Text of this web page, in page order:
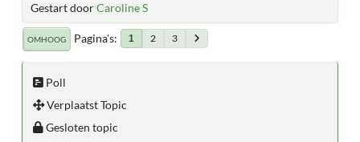
Gestart doorCaroline S
OMHOOG Pagina's 1 2 3
Poll
Verplaatst Topic
Gesloten topic